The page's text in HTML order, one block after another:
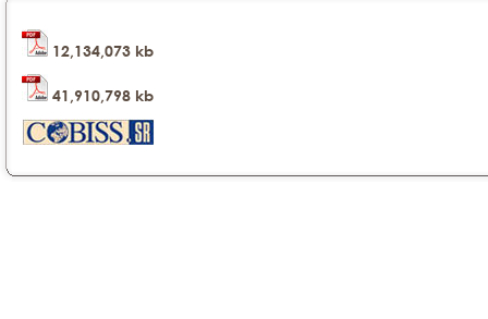
12,134,073 kb
41,910,798 kb